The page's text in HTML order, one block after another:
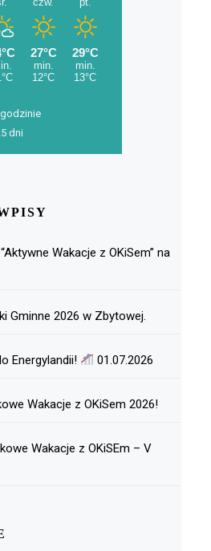
dni
Wakacje z OKiSem” na
Gminne 2026 w Zbytowej.
Energylandii! 01.07.2026
Wakacje z OKiSem 2026!
Wakacje z OKiSEm – V